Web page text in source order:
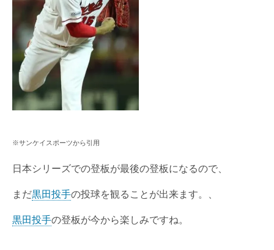
※サンケイスポーツから引用
日本シリーズでの登板が最後の登板になるので、
まだ黒田投手の投球を観ることが出来ます。、
黒田投手の登板が今から楽しみですね。